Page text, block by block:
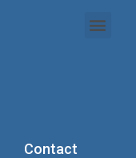
Contact